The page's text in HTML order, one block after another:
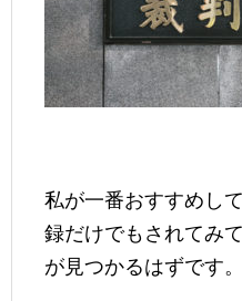
私が一番おすすめし
録だけでもされてみ
が見つかるはずです。